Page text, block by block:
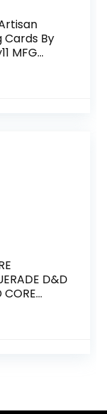
Cards By
MFG
D&D
CORE